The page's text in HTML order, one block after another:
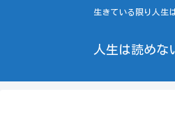
生きている限り人生
人生は読めな